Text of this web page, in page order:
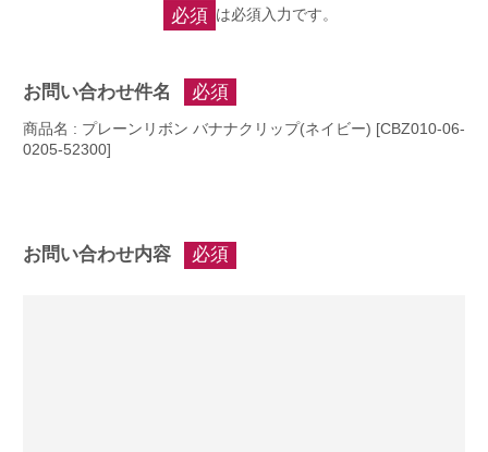
必須 は必須入力です。
お問い合わせ件名 必須
商品名 : プレーンリボン バナナクリップ(ネイビー) [CBZ010-06-
0205-52300]
お問い合わせ内容 必須